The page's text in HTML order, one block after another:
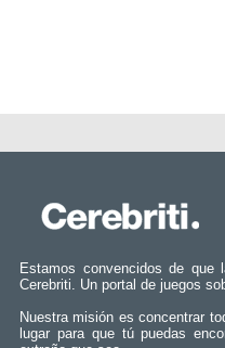
Estamos convencidos de que
Cerebriti. Un portal de juegos
Nuestra misión es concentrar
lugar para que tú puedas